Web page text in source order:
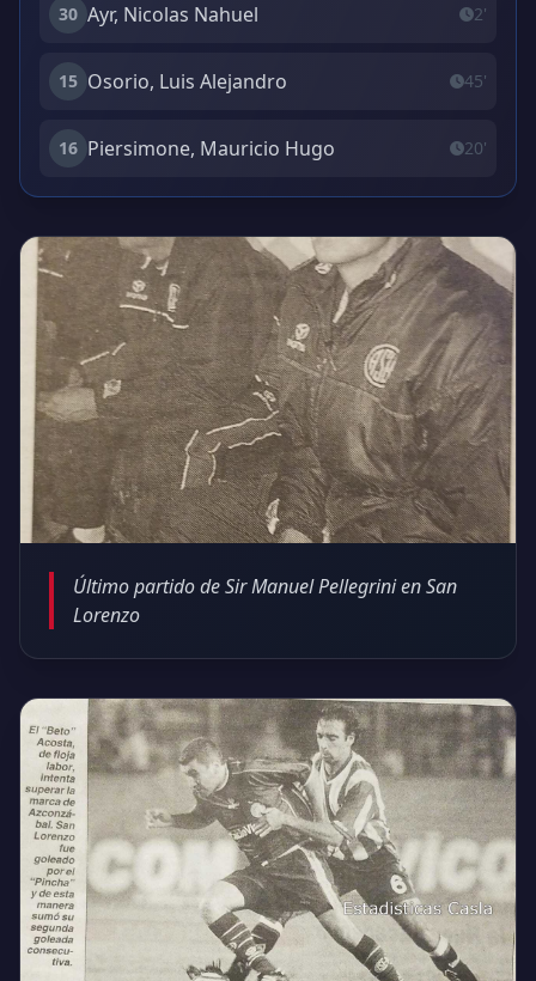
30 Ayr, Nicolas Nahuel 2'
15 Osorio, Luis Alejandro 45'
16 Piersimone, Mauricio Hugo 20'
Último partido de Sir Manuel Pellegrini en San
Lorenzo